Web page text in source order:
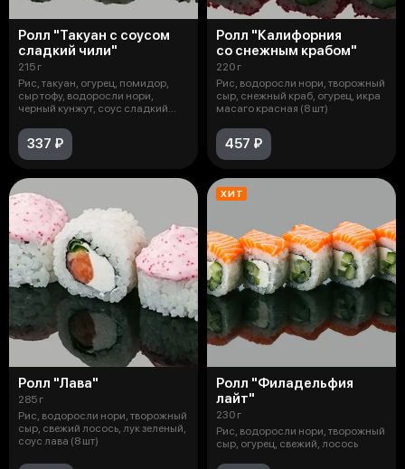
Ролл "Такуан с соусом
сладкий чили"
215 г
Рис, такуан, огурец, помидор,
сыр тофу, водоросли нори,
черный кунжут, соус сладкий
337 ₽
Ролл "Калифорния
со снежным крабом"
220 г
Рис, водоросли нори, творожный
сыр, снежный краб, огурец, икра
масаго красная (8 шт)
457 ₽
Ролл "Лава"
285 г
Рис, водоросли нори, творожный
сыр, свежий лосось, лук зеленый,
соус лава (8 шт)
ХИТ
Ролл "Филадельфия
лайт"
230 г
Рис, водоросли нори, творожный
сыр, огурец, свежий, лосось